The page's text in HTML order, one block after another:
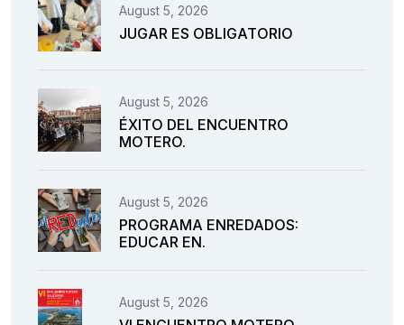
August 5, 2026
JUGAR ES OBLIGATORIO
August 5, 2026
ÉXITO DEL ENCUENTRO
MOTERO.
August 5, 2026
PROGRAMA ENREDADOS:
EDUCAR EN.
August 5, 2026